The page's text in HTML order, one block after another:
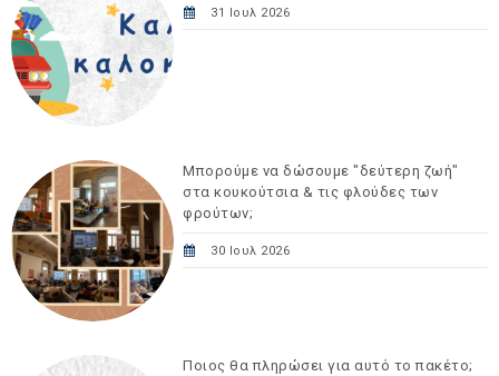
31 Ιουλ 2026
Μπορούμε να δώσουμε "δεύτερη ζωή"
στα κουκούτσια & τις φλούδες των
φρούτων;
30 Ιουλ 2026
Ποιος θα πληρώσει για αυτό το πακέτο;